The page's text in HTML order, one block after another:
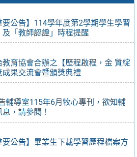
要公告】114學年度第2學期學生學習
「教師認證」時程提醒
教育協會合辦之【歷程啟程，金 質綻
果交流會暨頒獎典禮
輔導室115年6月牧心專刊，欲知輔
，請參閱！
要公告】畢業生下載學習歷程檔案方